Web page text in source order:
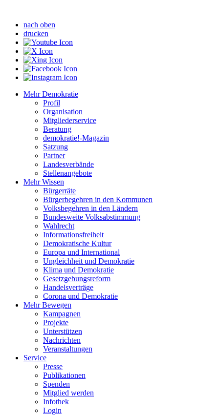
nach oben
drucken
Mehr Demokratie
Profil
Organisation
Mitgliederservice
Beratung
demokratie!-Magazin
Satzung
Partner
Landesverbände
Stellenangebote
Mehr Wissen
Bürgerräte
Bürgerbegehren in den Kommunen
Volksbegehren in den Ländern
Bundesweite Volksabstimmung
Wahlrecht
Informationsfreiheit
Demokratische Kultur
Europa und International
Ungleichheit und Demokratie
Klima und Demokratie
Gesetzgebungsreform
Handelsverträge
Corona und Demokratie
Mehr Bewegen
Kampagnen
Projekte
Unterstützen
Nachrichten
Veranstaltungen
Service
Presse
Publikationen
Spenden
Mitglied werden
Infothek
Login